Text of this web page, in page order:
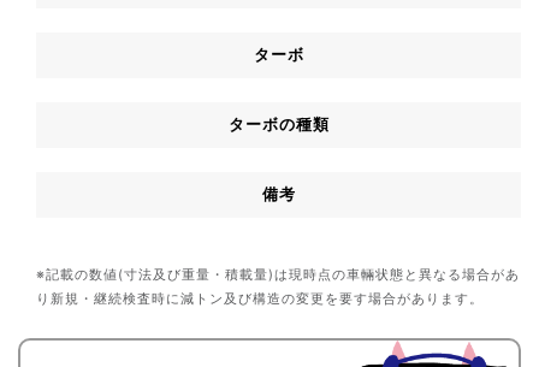
ターボ
ターボの種類
備考
※記載の数値(寸法及び重量・積載量)は現時点の車輛状態と異なる場合があ
り新規・継続検査時に減トン及び構造の変更を要す場合があります。